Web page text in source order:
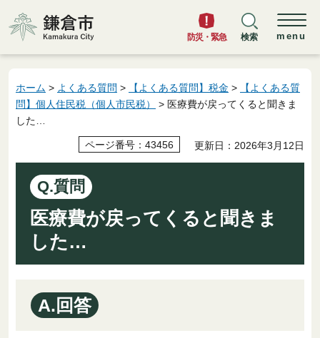
鎌倉市
防災・緊急 検索 menu
ホーム > よくある質問 > 【よくある質問】税金 >
【よくある質
問】個人住民税（個人市民税）
> 医療費が戻ってくると聞きま
した…
ページ番号：43456 更新日：2026年3月12日
Q.質問
医療費が戻ってくると聞きま
した…
A.回答